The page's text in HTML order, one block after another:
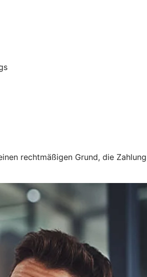
rechtmäßigen Grund, die